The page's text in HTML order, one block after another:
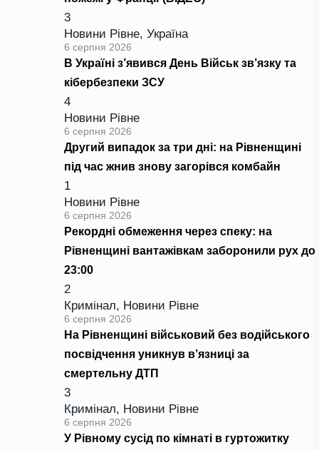
3
Новини Рівне, Україна
6 серпня 2026
В Україні з’явився День Військ зв’язку та
кібербезпеки ЗСУ
4
Новини Рівне
6 серпня 2026
Другий випадок за три дні: на Рівненщині
під час жнив знову загорівся комбайн
1
Новини Рівне
6 серпня 2026
Рекордні обмеження через спеку: на
Рівненщині вантажівкам заборонили рух до
23:00
2
Кримінал, Новини Рівне
6 серпня 2026
На Рівненщині військовий без водійського
посвідчення уникнув в’язниці за
смертельну ДТП
3
Кримінал, Новини Рівне
6 серпня 2026
У Рівному сусід по кімнаті в гуртожитку